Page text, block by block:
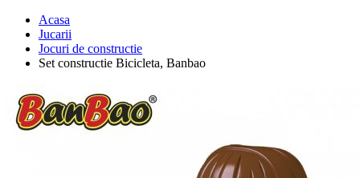
Acasa
Jucarii
Jocuri de constructie
Set constructie Bicicleta, Banbao